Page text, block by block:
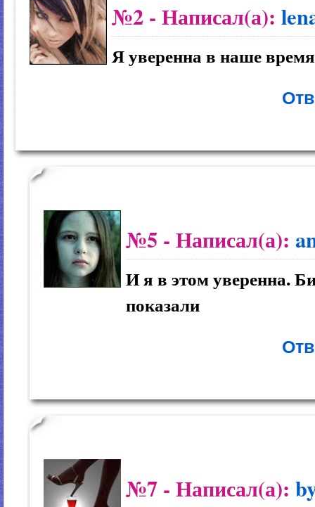
№2 - Написал(а):
Я уверенна в наше
№5 - Написал(а):
И я в этом уверенна.
показали
№7 - Написал(а):